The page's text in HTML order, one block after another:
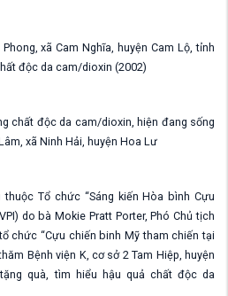
xã Cam Nghĩa, huyện Cam Lộ, tỉnh
độc da cam/dioxin (2002)
chất độc da cam/dioxin, hiện đang sống
xã Ninh Hải, huyện Hoa Lư
Tổ chức “Sáng kiến Hòa bình Cựu
do bà Mokie Pratt Porter, Phó Chủ tịch
chức “Cựu chiến binh Mỹ tham chiến tại
Bệnh viện K, cơ sở 2 Tam Hiệp, huyện
quà, tìm hiểu hậu quả chất độc da